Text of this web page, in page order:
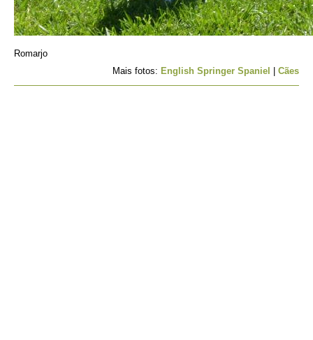
Romarjo
Mais fotos: English Springer Spaniel Cães